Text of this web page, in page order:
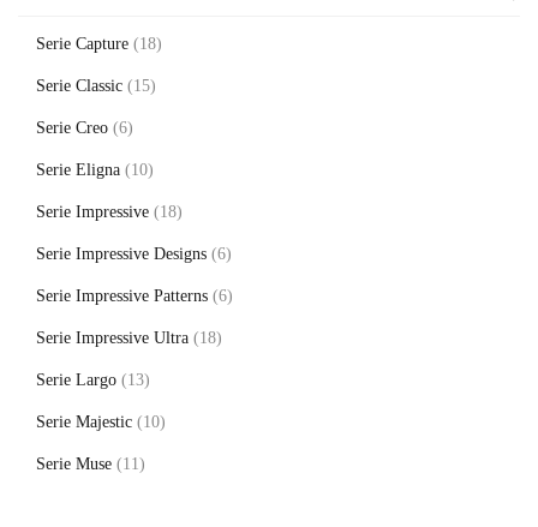
Serie Capture (18)
Serie Classic (15)
Serie Creo (6)
Serie Eligna (10)
Serie Impressive (18)
Serie Impressive Designs (6)
Serie Impressive Patterns (6)
Serie Impressive Ultra (18)
Serie Largo (13)
Serie Majestic (10)
Serie Muse (11)